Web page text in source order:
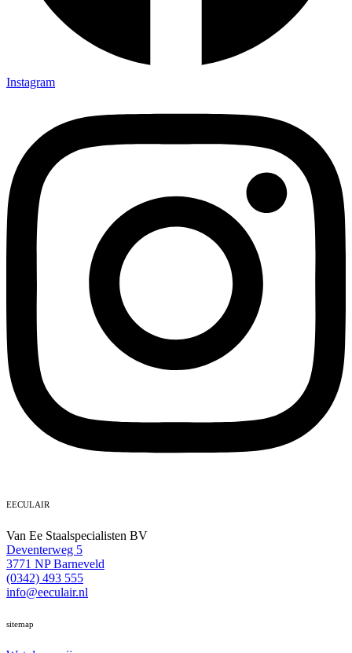
Instagram
EECULAIR
Van Ee Staalspecialisten BV
Deventerweg 5
3771 NP Barneveld
(0342) 493 555
info@eeculair.nl
sitemap